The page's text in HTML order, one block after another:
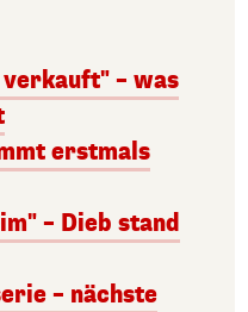
– was
erstmals
– Dieb stand
– nächste